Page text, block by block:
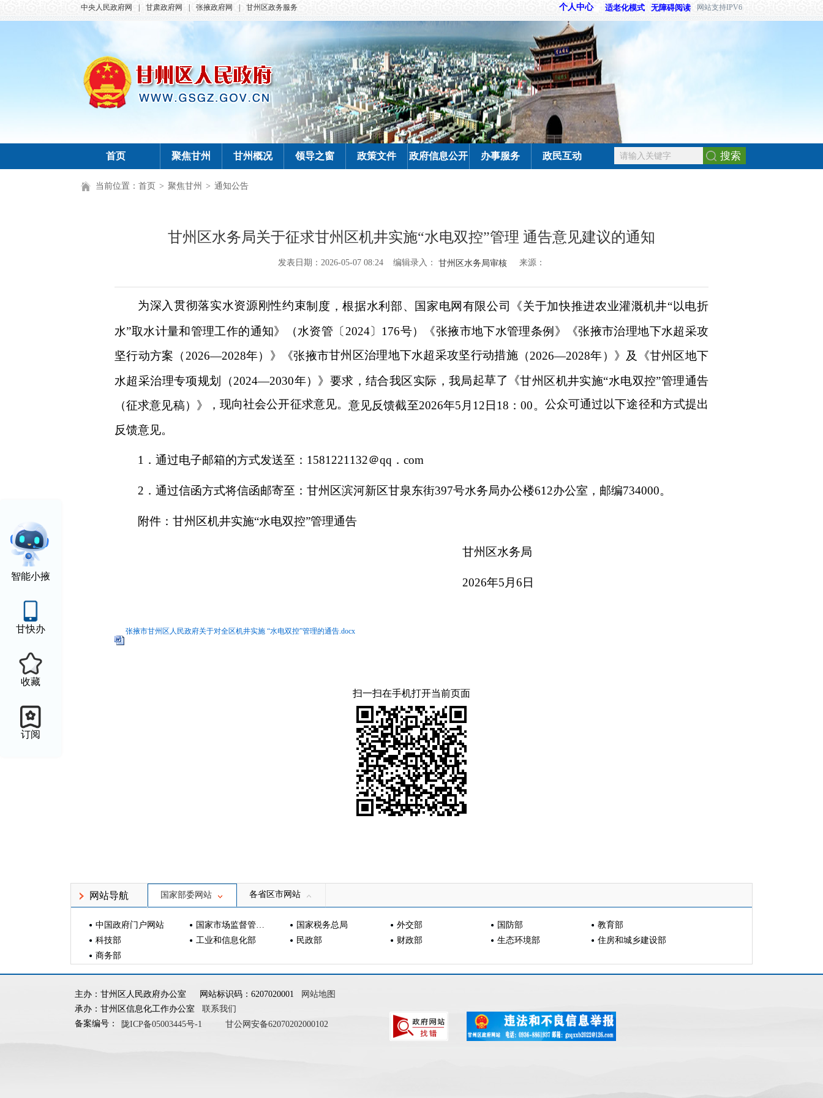
中央人民政府网 甘肃政府网 张掖政府网 甘州区政务服务 网站支持IPV6
无障碍阅读
适老化模式
个人中心
首页 聚焦甘州 甘州概况 领导之窗 政策文件 政府信息公开 办事服务 政民互动 搜索
智能小掖
甘快办
收藏
订阅
当前位置： 首页 > 聚焦甘州 > 通知公告
甘州区水务局关于征求甘州区机井实施“水电双控”管理 通告意见建议的通知
发表日期：2026-05-07 08:24 编辑录入： 甘州区水务局审核 来源：
为深入贯彻落实水资源刚性约束制度，根据水利部、国家电网有限公司《关于加快推进农业灌溉机井“以电折
水”取水计量和管理工作的通知》（水资管〔2024〕176号）《张掖市地下水管理条例》《张掖市治理地下水超采攻
坚行动方案（2026—2028年）》《张掖市甘州区治理地下水超采攻坚行动措施（2026—2028年）》及《甘州区地下
水超采治理专项规划（2024—2030年）》要求，结合我区实际，我局起草了《甘州区机井实施“水电双控”管理通告
（征求意见稿）》
， 现向社会公开征求意见。意见反馈截至2026年5月12日18：00。 公众可通过以下途径和方式提出
反馈意见。
1．通过电子邮箱的方式发送至：1581221132＠qq．com
2．通过信函方式将信函邮寄至：甘州区滨河新区甘泉东街397号水务局办公楼612办公室，邮编734000。
附件： 甘州区机井实施“水电双控”管理通告
甘州区水务局
2026年5月6日
张掖市甘州区人民政府关于对全区机井实施 “水电双控”管理的通告.docx
扫一扫在手机打开当前页面
网站导航 国家部委网站 各省区市网站
中国政府门户网站 国家市场监督管理总局 国家税务总局 外交部 国防部
教育部
科技部
工业和信息化部 民政部 财政部 生态环境部
住房和城乡建设部
商务部
主办：甘州区人民政府办公室 网站标识码：6207020001
网站地图
承办：甘州区信息化工作办公室
联系我们
备案编号：
陇ICP备05003445号-1 甘公网安备62070202000102